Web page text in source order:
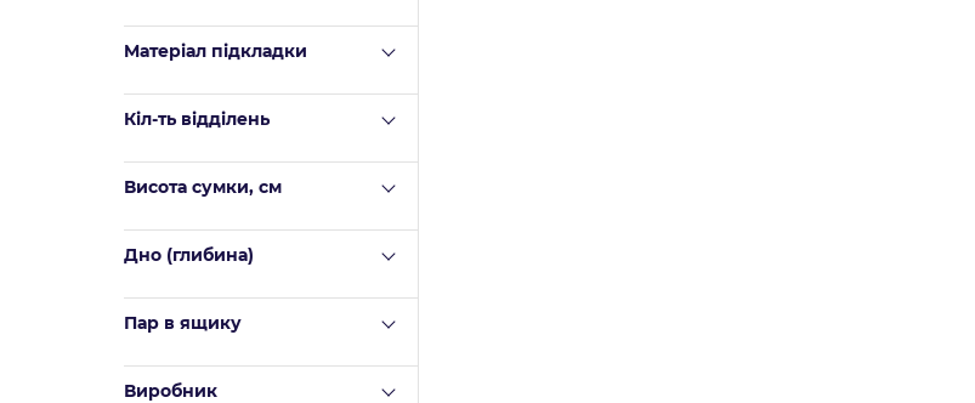
Mатеріал підкладки
Кіл-ть відділень
Висота сумки, см
Дно (глибина)
Пар в ящику
Виробник